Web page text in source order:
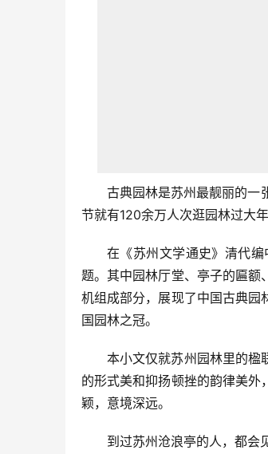
古典园林是苏州最靓丽的一
节就有120余万人次逛园林过大
在《苏州文学通史》清代
题。其中园林厅堂、亭子的匾额
机组成部分，展现了中国古典园
国园林之冠。
本小文仅就苏州园林里的楹
的形式美和抑扬顿挫的韵律美
颖，意境深远。
到过苏州沧浪亭的人，都会